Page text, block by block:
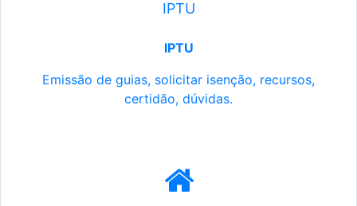
IPTU
IPTU
Emissão de guias, solicitar isenção, recursos,
certidão, dúvidas.